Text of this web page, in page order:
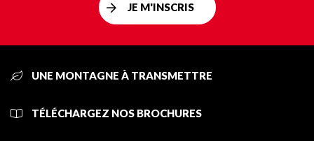
JE M'INSCRIS
UNE MONTAGNE À TRANSMETTRE
TÉLÉCHARGEZ NOS BROCHURES